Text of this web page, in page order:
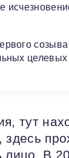
тут
В